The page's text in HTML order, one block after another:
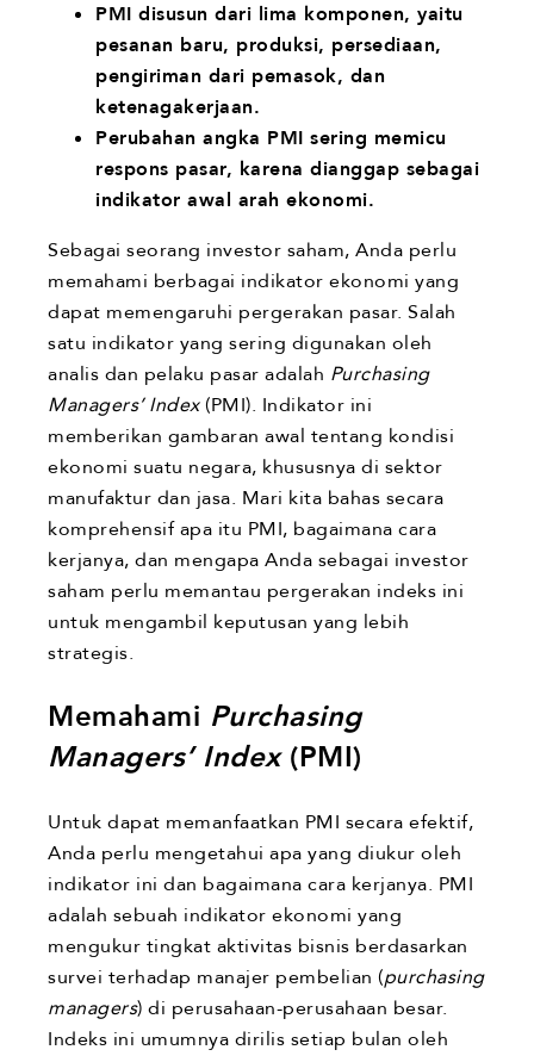
PMI disusun dari lima komponen, yaitu
pesanan baru, produksi, persediaan,
pengiriman dari pemasok, dan
ketenagakerjaan.
Perubahan angka PMI sering memicu
respons pasar, karena dianggap sebagai
indikator awal arah ekonomi.
Sebagai seorang investor saham, Anda perlu
memahami berbagai indikator ekonomi yang
dapat memengaruhi pergerakan pasar. Salah
satu indikator yang sering digunakan oleh
analis dan pelaku pasar adalah Purchasing
Managers’ Index(PMI). Indikator ini
memberikan gambaran awal tentang kondisi
ekonomi suatu negara, khususnya di sektor
manufaktur dan jasa. Mari kita bahas secara
komprehensif apa itu PMI, bagaimana cara
kerjanya, dan mengapa Anda sebagai investor
saham perlu memantau pergerakan indeks ini
untuk mengambil keputusan yang lebih
strategis.
Memahami Purchasing
Managers’ Index(PMI)
Untuk dapat memanfaatkan PMI secara efektif,
Anda perlu mengetahui apa yang diukur oleh
indikator ini dan bagaimana cara kerjanya. PMI
adalah sebuah indikator ekonomi yang
mengukur tingkat aktivitas bisnis berdasarkan
survei terhadap manajer pembelian (purchasing
managers) di perusahaan-perusahaan besar.
Indeks ini umumnya dirilis setiap bulan oleh